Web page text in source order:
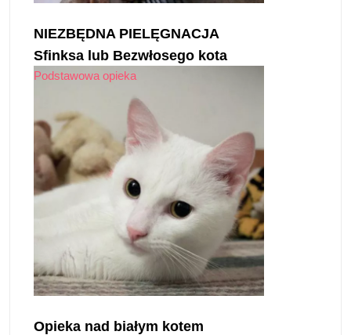
NIEZBĘDNA PIELĘGNACJA
Sfinksa lub Bezwłosego kota
Podstawowa opieka
Opieka nad białym kotem